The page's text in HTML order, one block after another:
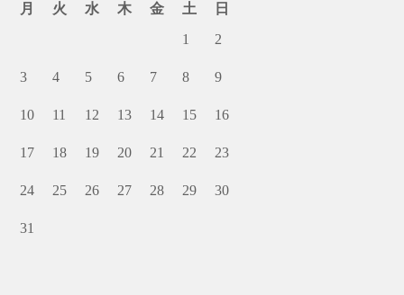
月
火 水 木 金 土
日
1
2
3 4 5 6 7 8 9
10 11 12 13 14 15 16
17 18 19 20 21 22 23
24 25 26 27 28 29 30
31